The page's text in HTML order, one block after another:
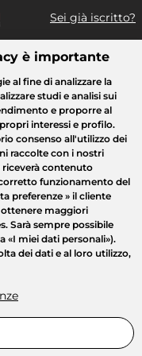
Sei già iscritto?
Elettrodomestici
è importante
al fine di analizzare la
studi e analisi sui
e proporre al
interessi e profilo.
consenso all'utilizzo dei
raccolte con i nostri
riceverà contenuto
funzionamento del
preferenze » il cliente
ottenere maggiori
Sarà sempre possibile
«I miei dati personali»).
dei dati e al loro utilizzo,